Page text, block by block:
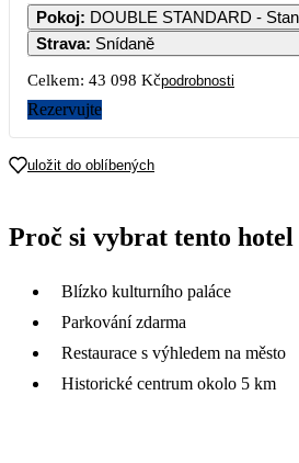
3 4
10
17
13 649
18
11 499
11 369 9 719 10 129 9 299
9 049
Pokoj: DOUBLE STANDARD -
Strava: Snídaně
Celkem: 43 098 Kčpodrobnosti
Rezervujte
uložit do oblíbených
Proč si vybrat tento hotel
Blízko kulturního paláce
Parkování zdarma
Restaurace s výhledem na město
Historické centrum okolo 5 km